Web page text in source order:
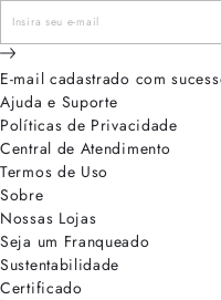
E-mail cadastrado com
Ajuda e Suporte
Políticas de Privacidade
Central de Atendimento
Termos de Uso
Sobre
Nossas Lojas
Seja um Franqueado
Sustentabilidade
Certificado